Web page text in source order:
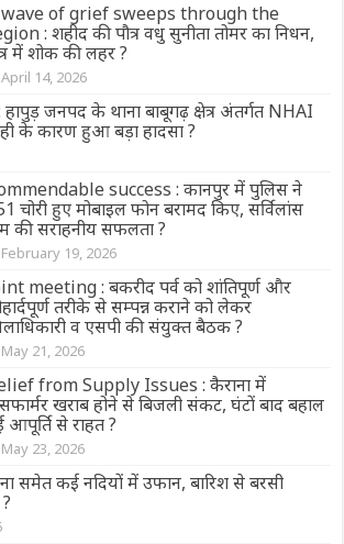
of grief sweeps through the
: शहीद की पौत्र वधु सुनीता तोमर का निधन,
में शोक की लहर ?
April 14, 2026
जनपद के थाना बाबूगढ़ क्षेत्र अंतर्गत NHAI
के कारण हुआ बड़ा हादसा ?
success : कानपुर में पुलिस ने
चोरी हुए मोबाइल फोन बरामद किए, सर्विलांस
की सराहनीय सफलता ?
February 19, 2026
meeting : बकरीद पर्व को शांतिपूर्ण और
तरीके से सम्पन्न कराने को लेकर
व एसपी की संयुक्त बैठक ?
May 21, 2026
from Supply Issues : कैराना में
खराब होने से बिजली संकट, घंटों बाद बहाल
आपूर्ति से राहत ?
May 23, 2026
समेत कई नदियों में उफान, बारिश से बरसी